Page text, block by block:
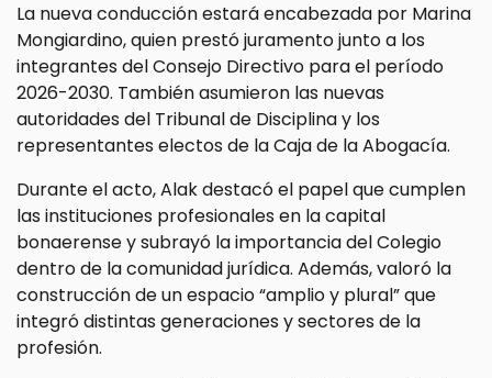
La nueva conducción estará encabezada por Marina
Mongiardino, quien prestó juramento junto a los
integrantes del Consejo Directivo para el período
2026-2030. También asumieron las nuevas
autoridades del Tribunal de Disciplina y los
representantes electos de la Caja de la Abogacía.
Durante el acto, Alak destacó el papel que cumplen
las instituciones profesionales en la capital
bonaerense y subrayó la importancia del Colegio
dentro de la comunidad jurídica. Además, valoró la
construcción de un espacio “amplio y plural” que
integró distintas generaciones y sectores de la
profesión.